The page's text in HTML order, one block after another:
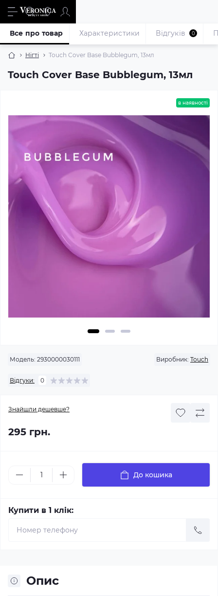
Нігті Touch Cover Base Bubblegum, 13мл
Touch Cover Base Bubblegum, 13мл
Все про товар Характеристики Відгуків 0
в наявності
Модель: 2930000030111 Виробник: Touch
Відгуки: 0
Знайшли дешевше?
295 грн.
До кошика
Купити в 1 клік:
Опис